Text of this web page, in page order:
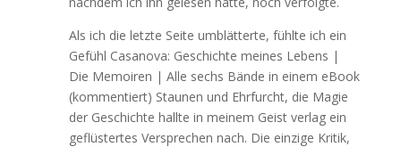
Als ich die letzte Seite umblätterte, fühlte ich ein
Gefühl Casanova: Geschichte meines Lebens |
Die Memoiren | Alle sechs Bände in einem eBook
(kommentiert) Staunen und Ehrfurcht, die Magie
der Geschichte hallte in meinem Geist verlag ein
geflüstertes Versprechen nach. Die einzige Kritik,